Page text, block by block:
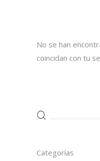
No se han
coincidan con tu
Search
for:
Categorías